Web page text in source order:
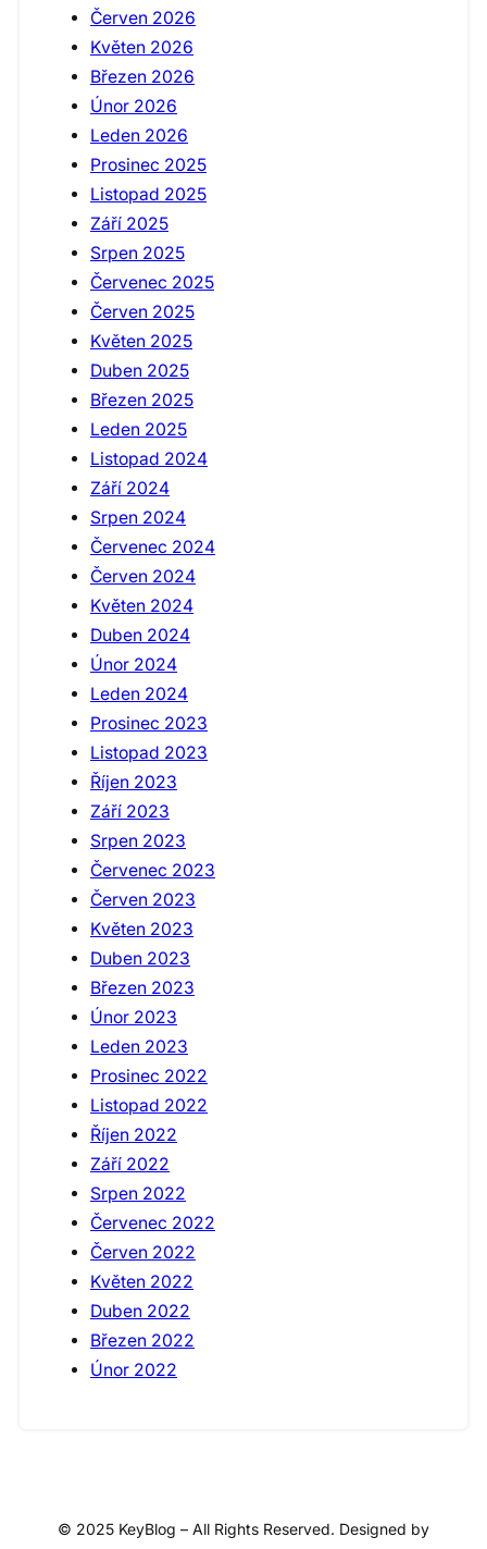
Červen 2026
Květen 2026
Březen 2026
Únor 2026
Leden 2026
Prosinec 2025
Listopad 2025
Září 2025
Srpen 2025
Červenec 2025
Červen 2025
Květen 2025
Duben 2025
Březen 2025
Leden 2025
Listopad 2024
Září 2024
Srpen 2024
Červenec 2024
Červen 2024
Květen 2024
Duben 2024
Únor 2024
Leden 2024
Prosinec 2023
Listopad 2023
Říjen 2023
Září 2023
Srpen 2023
Červenec 2023
Červen 2023
Květen 2023
Duben 2023
Březen 2023
Únor 2023
Leden 2023
Prosinec 2022
Listopad 2022
Říjen 2022
Září 2022
Srpen 2022
Červenec 2022
Červen 2022
Květen 2022
Duben 2022
Březen 2022
Únor 2022
© 2025 KeyBlog – All Rights Reserved. Designed by